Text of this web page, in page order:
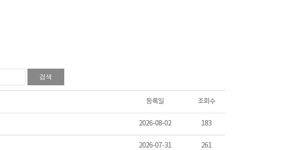
검색
등록일 조회수
2026-08-02 183
2026-07-31 261